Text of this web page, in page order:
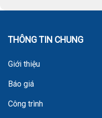
THÔNG TIN CHUNG
Giới thiệu
Báo giá
Công trình